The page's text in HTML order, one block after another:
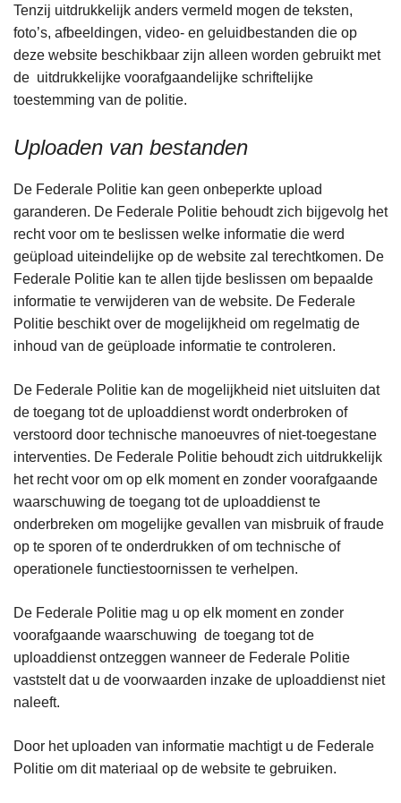
Tenzij uitdrukkelijk anders vermeld mogen de teksten,
foto’s, afbeeldingen, video- en geluidbestanden die op
deze website beschikbaar zijn alleen worden gebruikt met
de uitdrukkelijke voorafgaandelijke schriftelijke
toestemming van de politie.
Uploaden van bestanden
De Federale Politie kan geen onbeperkte upload
garanderen. De Federale Politie behoudt zich bijgevolg het
recht voor om te beslissen welke informatie die werd
geüpload uiteindelijke op de website zal terechtkomen. De
Federale Politie kan te allen tijde beslissen om bepaalde
informatie te verwijderen van de website. De Federale
Politie beschikt over de mogelijkheid om regelmatig de
inhoud van de geüploade informatie te controleren.
De Federale Politie kan de mogelijkheid niet uitsluiten dat
de toegang tot de uploaddienst wordt onderbroken of
verstoord door technische manoeuvres of niet-toegestane
interventies. De Federale Politie behoudt zich uitdrukkelijk
het recht voor om op elk moment en zonder voorafgaande
waarschuwing de toegang tot de uploaddienst te
onderbreken om mogelijke gevallen van misbruik of fraude
op te sporen of te onderdrukken of om technische of
operationele functiestoornissen te verhelpen.
De Federale Politie mag u op elk moment en zonder
voorafgaande waarschuwing de toegang tot de
uploaddienst ontzeggen wanneer de Federale Politie
vaststelt dat u de voorwaarden inzake de uploaddienst niet
naleeft.
Door het uploaden van informatie machtigt u de Federale
Politie om dit materiaal op de website te gebruiken.